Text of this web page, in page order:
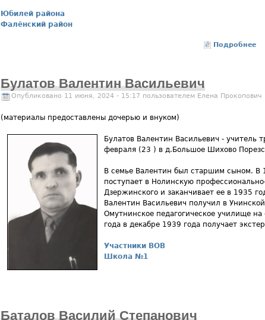
Юбилей района
Фалёнский район
Подробнеео
Булатов Валентин Васильевич
Опубликовано 11 июня, 2024 - 15:17 пользователем Елена Прокопович
(материалы предоставлены дочерью и внуком)
Булатов Валентин Васильевич - учитель
февраля (23 ) в д.Большое Шихово
В семье Валентин был старшим сыном. В
поступает в Нолинскую
Дзержинского и заканчивает ее в 1935
Валентин Васильевич получил в
Омутнинское педагогическое училище
года в декабре 1939 года получает
Участники ВОВ
Школа №1
Баталов Василий Степанович